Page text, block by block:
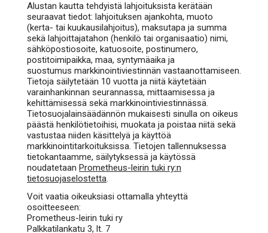
Alustan kautta tehdyistä lahjoituksista kerätään
seuraavat tiedot: lahjoituksen ajankohta, muoto
(kerta- tai kuukausilahjoitus), maksutapa ja summa
sekä lahjoittajatahon (henkilö tai organisaatio) nimi,
sähköpostiosoite, katuosoite, postinumero,
postitoimipaikka, maa, syntymäaika ja
suostumus markkinointiviestinnän vastaanottamiseen.
Tietoja säilytetään 10 vuotta ja niitä käytetään
varainhankinnan seurannassa, mittaamisessa ja
kehittämisessä sekä markkinointiviestinnässä.
Tietosuojalainsäädännön mukaisesti sinulla on oikeus
päästä henkilötietoihisi, muokata ja poistaa niitä sekä
vastustaa niiden käsittelyä ja käyttöä
markkinointitarkoituksissa. Tietojen tallennuksessa
tietokantaamme, säilytyksessä ja käytössä
noudatetaan Prometheus-leirin tuki ry:n
tietosuojaselostetta.
Voit vaatia oikeuksiasi ottamalla yhteyttä
osoitteeseen:
Prometheus-leirin tuki ry
Palkkatilankatu 3, lt. 7